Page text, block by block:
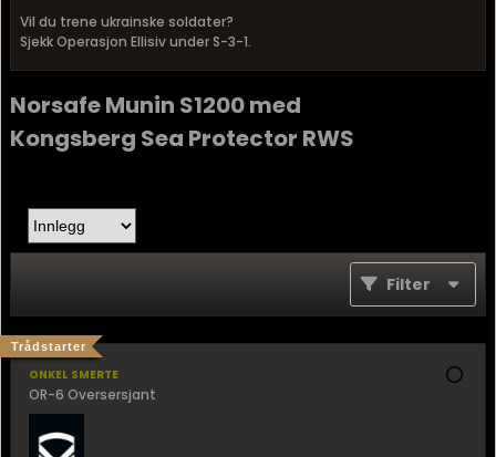
Vil du trene ukrainske soldater?
Sjekk Operasjon Ellisiv under S-3-1.
Norsafe Munin S1200 med
Kongsberg Sea Protector RWS
Filter
onkel smerte
Trådstarter
OR-6 Oversersjant